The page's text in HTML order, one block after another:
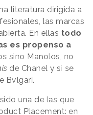
literatura dirigida a
las marcas
En ellas todo
es propenso a
sino Manolos, no
de Chanel y si se
Bvlgari.
una de las que
Placement: en